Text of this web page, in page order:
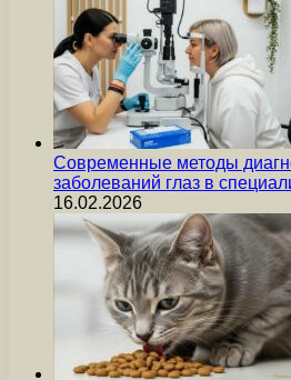
Современные методы
заболеваний глаз в
16.02.2026